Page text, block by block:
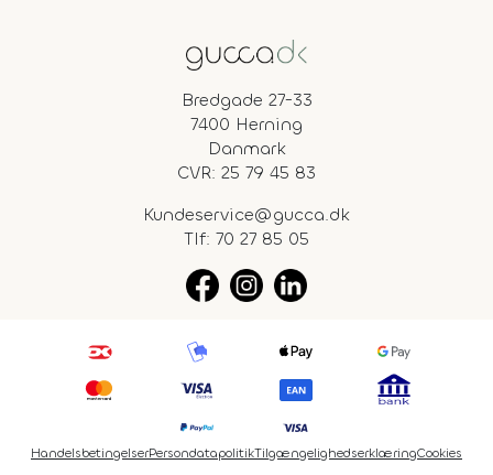
Bredgade 27-33
7400 Herning
Danmark
CVR: 25 79 45 83
Kundeservice@gucca.dk
Tlf: 70 27 85 05
HandelsbetingelserPersondatapolitikTilgængelighedserklæringCookies